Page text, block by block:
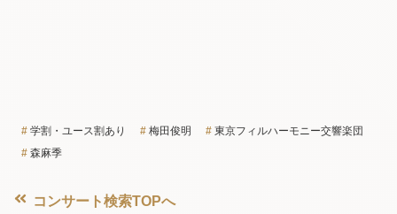
学割・ユース割あり 梅田俊明
東京フィルハーモニー交響楽団
森麻季
コンサート検索TOPへ